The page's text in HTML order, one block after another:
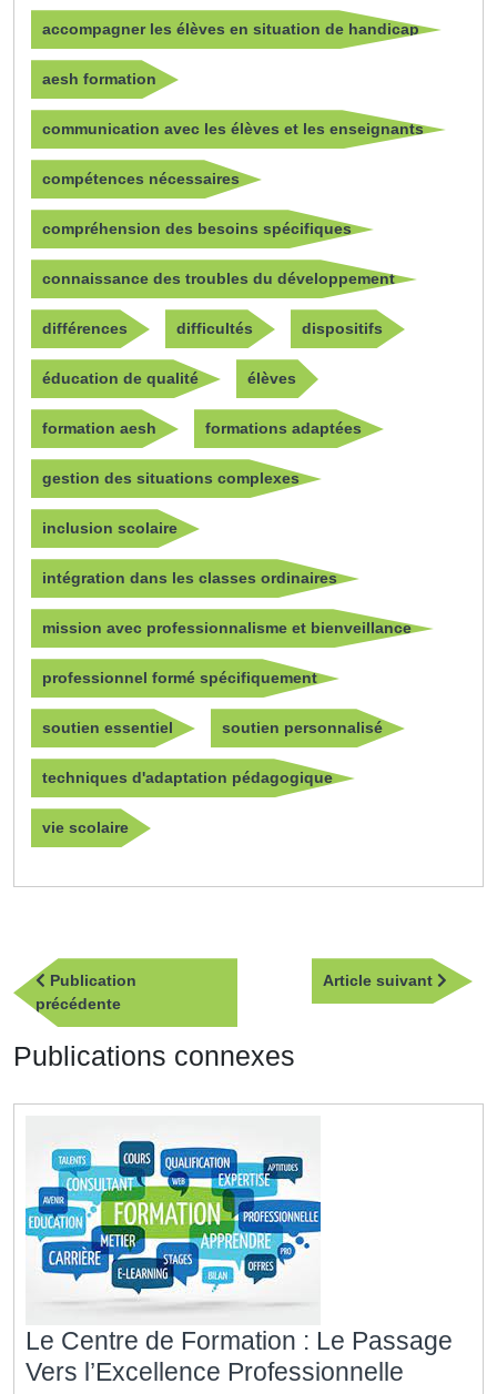
accompagner les élèves en situation de handicap
aesh formation
communication avec les élèves et les enseignants
compétences nécessaires
compréhension des besoins spécifiques
connaissance des troubles du développement
différences difficultés dispositifs
éducation de qualité élèves
formation aesh formations adaptées
gestion des situations complexes
inclusion scolaire
intégration dans les classes ordinaires
mission avec professionnalisme et bienveillance
professionnel formé spécifiquement
soutien essentiel soutien personnalisé
techniques d'adaptation pédagogique
vie scolaire
Navigation
de
l’article
Publication
précédentePublication
précédente
Article suivant
Article
Publications connexes
Le Centre de Formation : Le Passage
Vers l’Excellence Professionnelle